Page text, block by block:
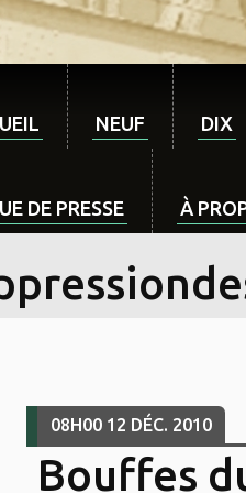
NEUF DIX
DE PRESSE À
08H00 12 DÉC. 2010
Bouffes